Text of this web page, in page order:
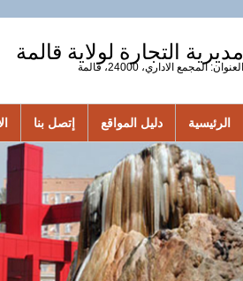
مديرية التجارة لولاية قالمة
العنوان: المجمع الاداري، 24000، قالمة
الرئيسية دليل المواقع إتصل بنا